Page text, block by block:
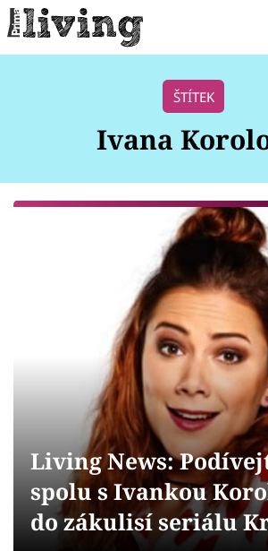
POKOJOVÉ
ZAHRADA
Sledujte prima+
Přihlášení
Sledujte nás
ŠTÍTEK
Ivana
Living News:
spolu s Ivankou
do zákulisí seriálu